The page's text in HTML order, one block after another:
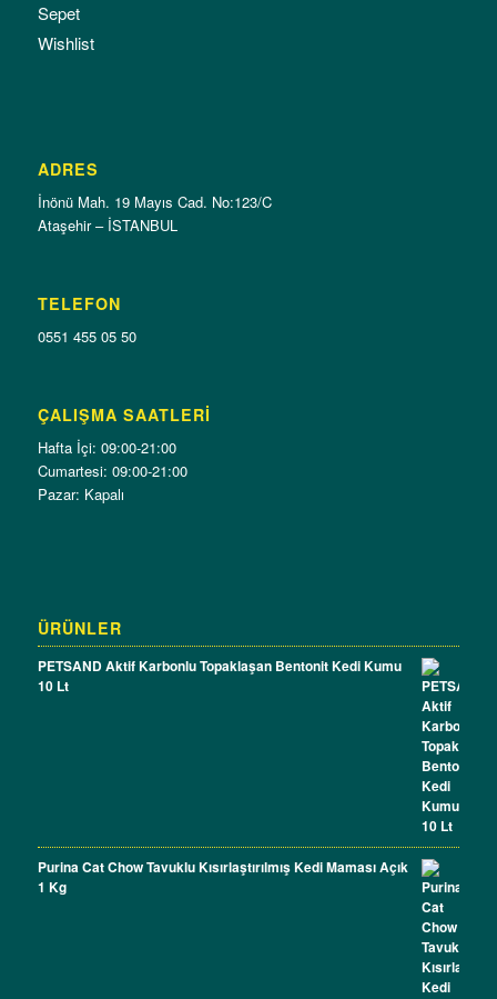
Sepet
Wishlist
ADRES
İnönü Mah. 19 Mayıs Cad. No:123/C
Ataşehir – İSTANBUL
TELEFON
0551 455 05 50
ÇALIŞMA SAATLERI
Hafta İçi: 09:00-21:00
Cumartesi: 09:00-21:00
Pazar: Kapalı
ÜRÜNLER
PETSAND Aktif Karbonlu Topaklaşan Bentonit Kedi Kumu
10 Lt
Purina Cat Chow Tavuklu Kısırlaştırılmış Kedi Maması Açık
1 Kg